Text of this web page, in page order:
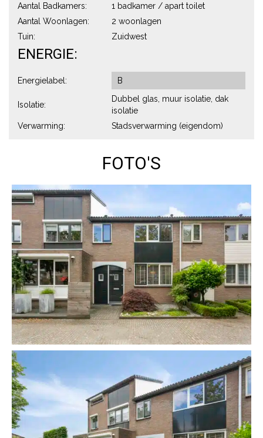
Aantal Badkamers:
1 badkamer / apart toilet
Aantal Woonlagen:
2 woonlagen
Tuin:
Zuidwest
ENERGIE:
Energielabel: B
Isolatie:
Dubbel glas, muur isolatie, dak
isolatie
Verwarming:
Stadsverwarming (eigendom)
FOTO'S